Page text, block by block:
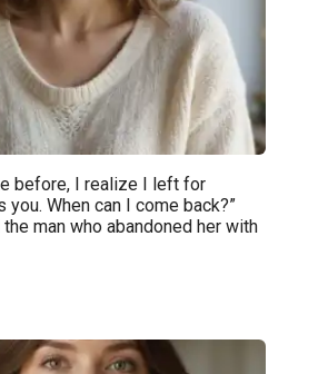
before, I realize I left for
you. When can I come back?”
man who abandoned her with